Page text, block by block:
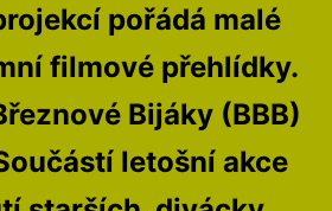
pořádá malé
filmové přehlídky.
Bijáky (BBB)
letošní akce